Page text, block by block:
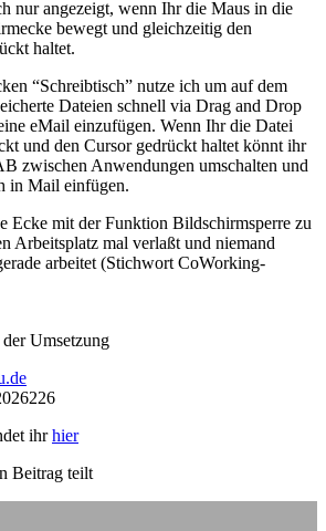
nur angezeigt, wenn Ihr die Maus in die
bewegt und gleichzeitig den
haltet.
“Schreibtisch” nutze ich um auf dem
Dateien schnell via Drag and Drop
eMail einzufügen. Wenn Ihr die Datei
und den Cursor gedrückt haltet könnt ihr
zwischen Anwendungen umschalten und
in Mail einfügen.
Ecke mit der Funktion Bildschirmsperre zu
Arbeitsplatz mal verlaßt und niemand
arbeitet (Stichwort CoWorking-
Umsetzung
ihrhier
Beitrag teilt